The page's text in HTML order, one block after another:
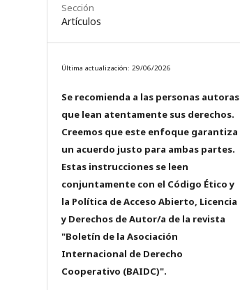
Sección
Artículos
Última actualización: 29/06/2026
Se recomienda a las personas autoras
que lean atentamente sus derechos.
Creemos que este enfoque garantiza
un acuerdo justo para ambas partes.
Estas instrucciones se leen
conjuntamente con el Código Ético y
la Política de Acceso Abierto, Licencia
y Derechos de Autor/a de la revista
"Boletín de la Asociación
Internacional de Derecho
Cooperativo (BAIDC)".